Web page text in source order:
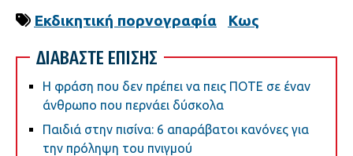
Εκδικητική πορνογραφία Κως
ΔΙΑΒΑΣΤΕ ΕΠΙΣΗΣ
Η φράση που δεν πρέπει να πεις ΠΟΤΕ σε έναν
άνθρωπο που περνάει δύσκολα
Παιδιά στην πισίνα: 6 απαράβατοι κανόνες για
την πρόληψη του πνιγμού